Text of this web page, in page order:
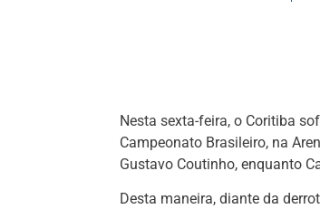
Nesta sexta-feira, o Coritiba
Campeonato Brasileiro, na
Gustavo Coutinho, enquanto
Desta maneira, diante da